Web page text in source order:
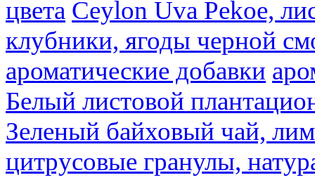
цвета Ceylon Uva Pekoe,
клубники, ягоды черной
ароматические добавки
Белый листовой
Зеленый байховый чай,
цитрусовые гранулы,